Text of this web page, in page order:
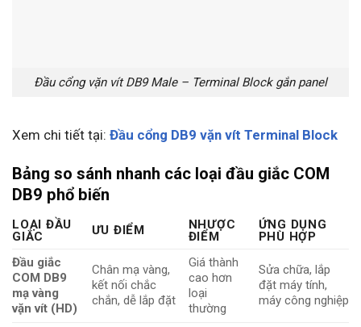
Đầu cổng vặn vít DB9 Male – Terminal Block gắn panel
Xem chi tiết tại: Đầu cổng DB9 vặn vít Terminal Block
Bảng so sánh nhanh các loại đầu giắc COM
DB9 phổ biến
LOẠI ĐẦU
GIẮC
ƯU ĐIỂM
NHƯỢC
ĐIỂM
ỨNG DỤNG
PHÙ HỢP
Đầu giắc
COM DB9
mạ vàng
vặn vít (HD)
Chân mạ vàng,
kết nối chắc
chắn, dễ lắp đặt
Giá thành
cao hơn
loại
thường
Sửa chữa, lắp
đặt máy tính,
máy công nghiệp